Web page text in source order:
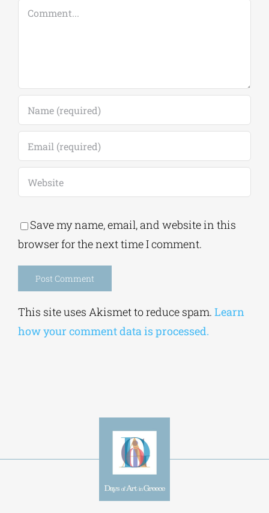
Comment
Save my name, email, and website in this
browser for the next time I comment.
This site uses Akismet to reduce spam. Learn
how your comment data is processed.